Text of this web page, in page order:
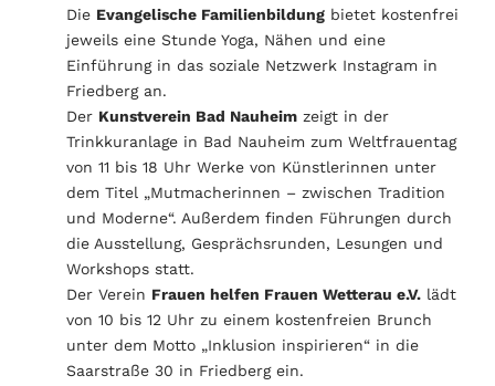
Die Evangelische Familienbildung bietet kostenfrei
jeweils eine Stunde Yoga, Nähen und eine
Einführung in das soziale Netzwerk Instagram in
Friedberg an.
Der Kunstverein Bad Nauheim zeigt in der
Trinkkuranlage in Bad Nauheim zum Weltfrauentag
von 11 bis 18 Uhr Werke von Künstlerinnen unter
dem Titel „Mutmacherinnen – zwischen Tradition
und Moderne“. Außerdem finden Führungen durch
die Ausstellung, Gesprächsrunden, Lesungen und
Workshops statt.
Der Verein Frauen helfen Frauen Wetterau e.V. lädt
von 10 bis 12 Uhr zu einem kostenfreien Brunch
unter dem Motto „Inklusion inspirieren“ in die
Saarstraße 30 in Friedberg ein.